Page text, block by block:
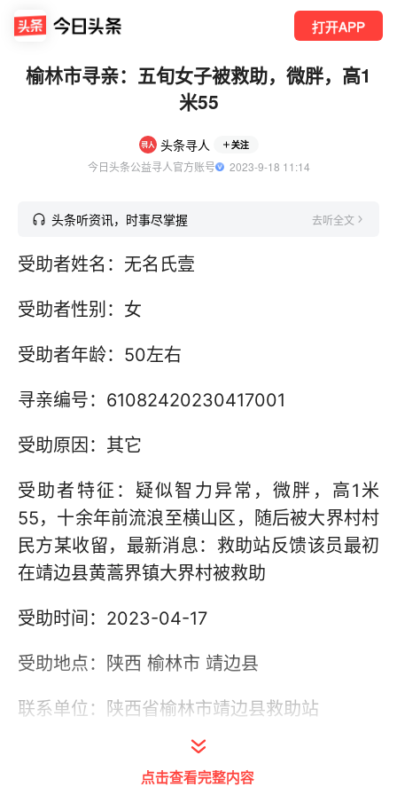
打开APP
榆林市寻亲：五旬女子被救助，微胖，高1
米55
头条寻人 关注
今日头条公益寻人官方账号
  2023-9-18 11:14
头条听资讯，时事尽掌握 去听全文
受助者姓名：无名氏壹
受助者性别：女
受助者年龄：50左右
寻亲编号：61082420230417001
受助原因：其它
受助者特征：疑似智力异常，微胖，高1米
55，十余年前流浪至横山区，随后被大界村村
民方某收留，最新消息：救助站反馈该员最初
在靖边县黄蒿界镇大界村被救助
受助时间：2023-04-17
受助地点：陕西 榆林市 靖边县
联系单位：陕西省榆林市靖边县救助站
联系电话：18291268444
点击查看完整内容